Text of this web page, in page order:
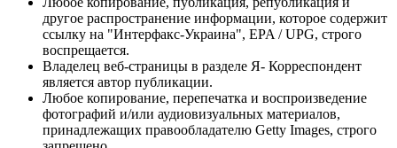
другое распространение информации, которое содержит
ссылку на "Интерфакс-Украина", EPA / UPG, строго
воспрещается.
Владелец веб-страницы в разделе Я- Корреспондент
является автор публикации.
Любое копирование, перепечатка и воспроизведение
фотографий и/или аудиовизуальных материалов,
принадлежащих правообладателю Getty Images, строго